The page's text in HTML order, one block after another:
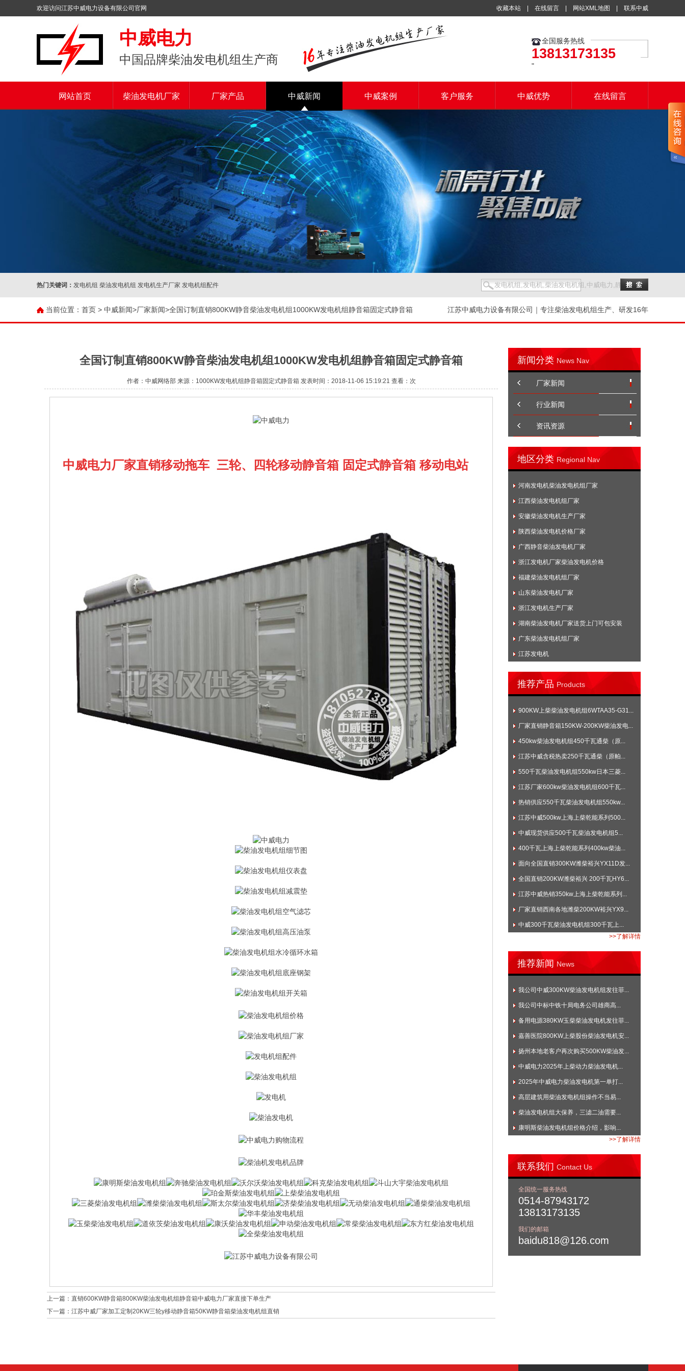
欢迎访问江苏中威电力设备有限公司官网 收藏本站 在线留言 网站XML地图 联系中威
中威电力
中国品牌柴油发电机组生产商
全国服务热线
13813173135
网站首页 柴油发电机厂家 厂家产品 中威新闻 中威案例 客户服务 中威优势 在线留言
热门关键词： 发电机组 柴油发电机组 发电机生产厂家 发电机组配件
当前位置： 首页 > 中威新闻>厂家新闻>全国订制直销800KW静音柴油发电机组1000KW发电机组静音箱固定式静音箱 江苏中威电力设备有限公司｜专注柴油发电机组生产、研发16年
新闻分类 News Nav
厂家新闻
行业新闻
资讯资源
地区分类 Regional Nav
河南发电机柴油发电机组厂家
江西柴油发电机组厂家
安徽柴油发电机生产厂家
陕西柴油发电机价格厂家
广西静音柴油发电机厂家
浙江发电机厂家柴油发电机价格
福建柴油发电机组厂家
山东柴油发电机厂家
浙江发电机生产厂家
湖南柴油发电机厂家送货上门可包安装
广东柴油发电机组厂家
江苏发电机
推荐产品 Products
900KW上柴柴油发电机组6WTAA35-G31...
厂家直销静音箱150KW-200KW柴油发电...
450kw柴油发电机组450千瓦通柴（原...
江苏中威含税热卖250千瓦通柴（原帕...
550千瓦柴油发电机组550kw日本三菱...
江苏厂家600kw柴油发电机组600千瓦...
热销供应550千瓦柴油发电机组550kw...
江苏中威500kw上海上柴乾能系列500...
中威现货供应500千瓦柴油发电机组5...
400千瓦上海上柴乾能系列400kw柴油...
面向全国直销300KW潍柴裕兴YX11D发...
全国直销200KW潍柴裕兴 200千瓦HY6...
江苏中威热销350kw上海上柴乾能系列...
厂家直销西南各地潍柴200KW裕兴YX9...
中威300千瓦柴油发电机组300千瓦上...
>>了解详情
推荐新闻 News
我公司中威300KW柴油发电机组发往菲...
我公司中标中铁十局电务公司雄商高...
备用电源380KW玉柴柴油发电机发往菲...
嘉善医院800KW上柴股份柴油发电机安...
扬州本地老客户再次购买500KW柴油发...
中威电力2025年上柴动力柴油发电机...
2025年中威电力柴油发电机第一单打...
高层建筑用柴油发电机组操作不当易...
柴油发电机组大保养，三滤二油需要...
康明斯柴油发电机组价格介绍，影响...
>>了解详情
联系我们 Contact Us
全国统一服务热线
0514-87943172
13813173135
我们的邮箱
baidu818@126.com
全国订制直销800KW静音柴油发电机组1000KW发电机组静音箱固定式静音箱
作者：中威网络部 来源：1000KW发电机组静音箱固定式静音箱 发表时间：2018-11-06 15:19:21 查看： 次
中威电力厂家直销移动拖车 三轮、四轮移动静音箱 固定式静音箱 移动电站
上一篇： 直销600KW静音箱800KW柴油发电机组静音箱中威电力厂家直接下单生产
下一篇： 江苏中威厂家加工定制20KW三轮y移动静音箱50KW静音箱柴油发电机组直销